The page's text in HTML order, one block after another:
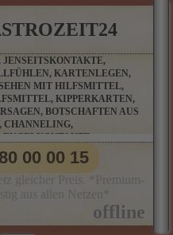
KARTENLEGEN,
MIT HILFSMITTEL,
KIPPERKARTEN,
BOTSCHAFTEN AUS
CHANNELING,
00 00 15